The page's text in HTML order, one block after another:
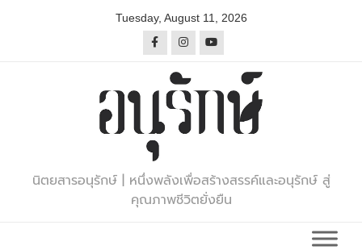
Tuesday, August 11, 2026
นิตยสารอนุรักษ์ | หนึ่งพลังเพื่อสร้างสรรค์และอนุรักษ์ สู่
คุณภาพชีวิตยั่งยืน